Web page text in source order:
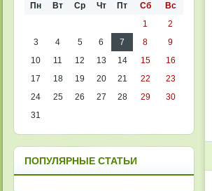
Пн Вт Ср Чт Пт Сб
Вс
1
2
3
4 5 6 7 8
9
10
11 12 13 14 15
16
17
18 19 20 21 22
23
24
25 26 27 28 29
30
31
ПОПУЛЯРНЫЕ СТАТЬИ